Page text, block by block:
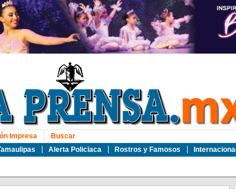
Alerta Policiaca Rostros y Famosos Internacional
Impresa Buscar